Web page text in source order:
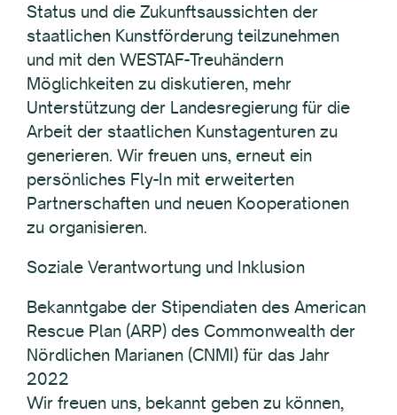
Status und die Zukunftsaussichten der
staatlichen Kunstförderung teilzunehmen
und mit den WESTAF-Treuhändern
Möglichkeiten zu diskutieren, mehr
Unterstützung der Landesregierung für die
Arbeit der staatlichen Kunstagenturen zu
generieren. Wir freuen uns, erneut ein
persönliches Fly-In mit erweiterten
Partnerschaften und neuen Kooperationen
zu organisieren.
Soziale Verantwortung und Inklusion
Bekanntgabe der Stipendiaten des American
Rescue Plan (ARP) des Commonwealth der
Nördlichen Marianen (CNMI) für das Jahr
2022
Wir freuen uns, bekannt geben zu können,